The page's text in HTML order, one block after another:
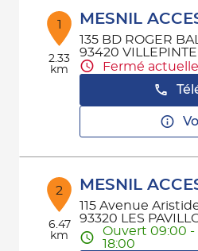
Contact
1
2.33
km
MESNIL
135 BD ROGER
93420 VILLEPINTE
Fermé
2
6.47
km
MESNIL
115 Avenue
93320 LES
Ouvert 09:00 -
18:00